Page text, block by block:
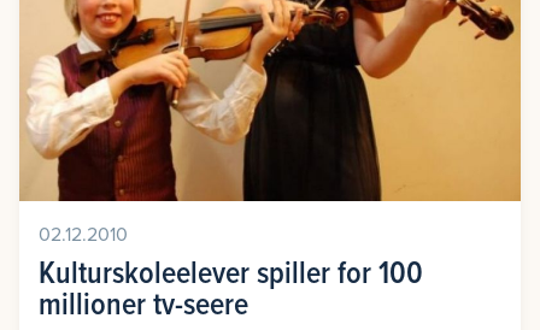
02.12.2010
Kulturskoleelever spiller for 100
millioner tv-seere